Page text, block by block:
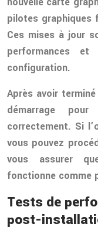
pilotes graphiques
Ces mises à jour
performances
configuration.
Après avoir
démarrage
correctement. Si
vous pouvez
vous assurer
fonctionne comme
Tests de
post-